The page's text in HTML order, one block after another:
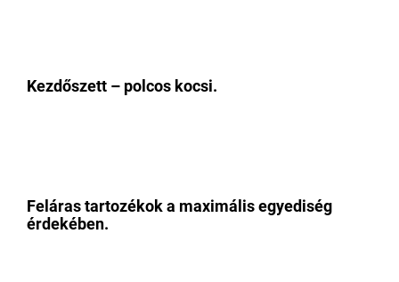
Kezdőszett – polcos kocsi.
Feláras tartozékok a maximális egyediség
érdekében.